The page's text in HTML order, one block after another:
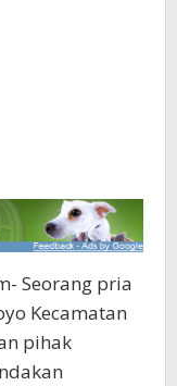
Seorang pria
Kecamatan
pihak